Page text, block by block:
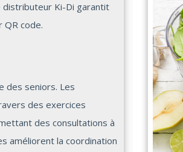
distributeur Ki-Di garantit
code.
des seniors. Les
des exercices
des consultations à
améliorent la coordination